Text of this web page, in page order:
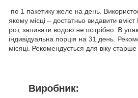
по 1 пакетику желе на день.
якому місці – достатньо видавити
рот, запивати водою не потрібно. В
індивідуальна порція на 31 день.
місяці. Рекомендується для віку старше
Виробник: